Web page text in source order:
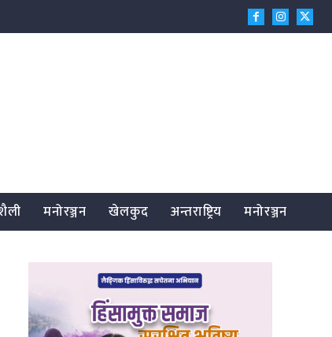
मनोरञ्जन खेलकुद अन्तराष्ट्रिय मनोरञ्जन